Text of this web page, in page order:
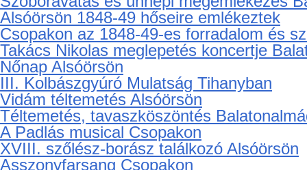
Alsóörsön 1848-49 hőseire emlékeztek
Csopakon az 1848-49-es forradalom és
Takács Nikolas meglepetés koncertje
Nőnap Alsóörsön
III. Kolbászgyúró Mulatság Tihanyban
Vidám téltemetés Alsóörsön
Téltemetés, tavaszköszöntés
A Padlás musical Csopakon
XVIII. szőlész-borász találkozó Alsóörsön
Asszonyfarsang Csopakon